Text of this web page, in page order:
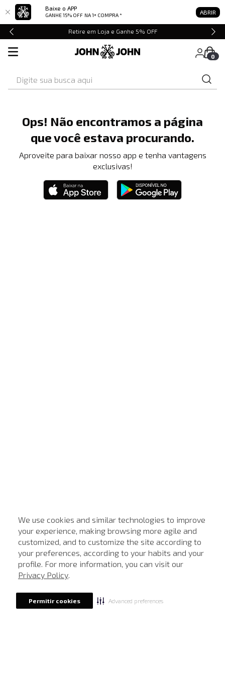
Baixe o APP
GANHE 15% OFF NA 1ª COMPRA * ABRIR
We use cookies and similar technologies to improve
your experience, making browsing more agile and
customized, and to customize the site according to
your preferences, according to your habits and your
profile. For more information, you can visit our
Privacy Policy.
Permitir cookies Advanced preferences
Retire em Loja e Ganhe 5% OFF
0
Ops! Não encontramos a página
que você estava procurando.
Aproveite para baixar nosso app e tenha vantagens
exclusivas!